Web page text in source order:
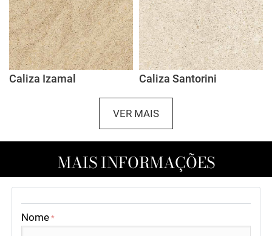
Caliza Izamal Caliza Santorini
VER MAIS
MAIS INFORMAÇÕES
Nome *